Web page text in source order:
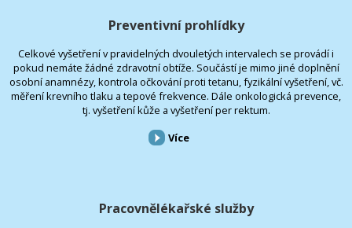
Preventivní prohlídky
Celkové vyšetření v pravidelných dvouletých intervalech se provádí i
pokud nemáte žádné zdravotní obtíže. Součástí je mimo jiné doplnění
osobní anamnézy, kontrola očkování proti tetanu, fyzikální vyšetření, vč.
měření krevního tlaku a tepové frekvence. Dále onkologická prevence,
tj. vyšetření kůže a vyšetření per rektum.
Více
Pracovnělékařské služby